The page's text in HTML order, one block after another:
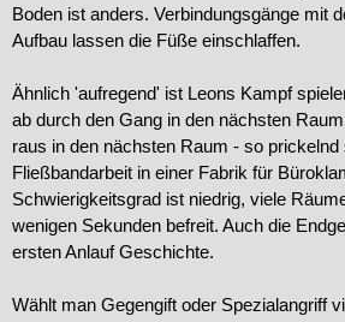
Boden ist anders. Verbindungsgänge mit
Aufbau lassen die Füße einschlaffen.
Ähnlich 'aufregend' ist Leons Kampf
ab durch den Gang in den nächsten
raus in den nächsten Raum - so prickelnd
Fließbandarbeit in einer Fabrik für
Schwierigkeitsgrad ist niedrig, viele
wenigen Sekunden befreit. Auch die
ersten Anlauf Geschichte.
Wählt man Gegengift oder Spezialangriff